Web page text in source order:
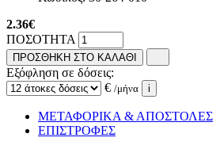
2.36€
ΠΟΣΟΤΗΤΑ
ΠΡΟΣΘΗΚΗ ΣΤΟ ΚΑΛΑΘΙ
Εξόφληση σε δόσεις:
€ /μήνα i
ΜΕΤΑΦΟΡΙΚΑ & ΑΠΟΣΤΟΛΕΣ
ΕΠΙΣΤΡΟΦΕΣ